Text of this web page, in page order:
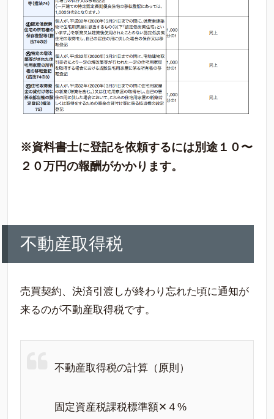
※資料書士に登記を依頼するには別途１０〜
２０万円の報酬がかかります。
不動産取得税
売買契約、決済引渡しが終わり忘れた頃に通知が
来るのが不動産取得税です。
不動産取得税の計算（原則）
固定資産税課税標準額✕４%